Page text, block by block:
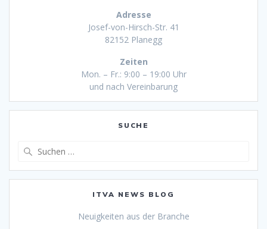
Adresse
Josef-von-Hirsch-Str. 41
82152 Planegg
Zeiten
Mon. – Fr.: 9:00 – 19:00 Uhr
und nach Vereinbarung
SUCHE
ITVA NEWS BLOG
Neuigkeiten aus der Branche